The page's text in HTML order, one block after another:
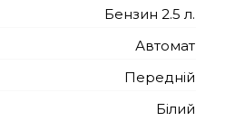
Бензин 2.5 л.
Автомат
Передній
Білий